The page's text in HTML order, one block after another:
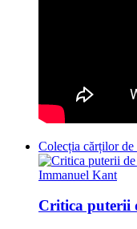
Colecția cărților de
Critica puterii